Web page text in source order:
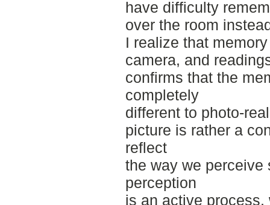
have difficulty
over the room
I realize that
camera, and
confirms that the
completely
different to photo-
picture is rather a
reflect
the way we perceive
perception
is an active